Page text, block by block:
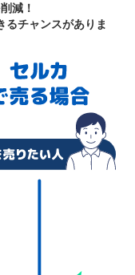
減！
るチャンスがありま